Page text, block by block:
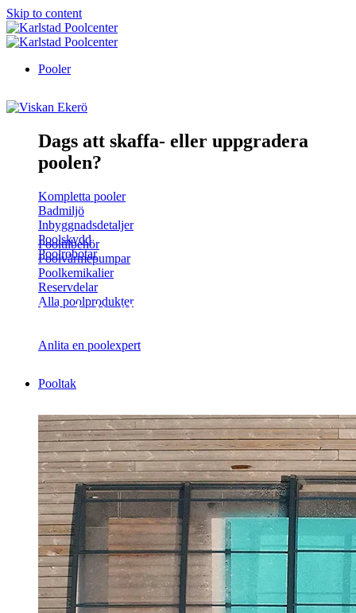
Skip to content
Pooler
Dags att skaffa- eller uppgradera
poolen?
Kompletta pooler
Badmiljö
Inbyggnadsdetaljer
Poolskydd
Poolrobotar
Pooltilbehör
Poolvärmepumpar
Poolkemikalier
Reservdelar
Alla poolprodukter
Inte helt säker?
Anlita en poolexpert
Pooltak